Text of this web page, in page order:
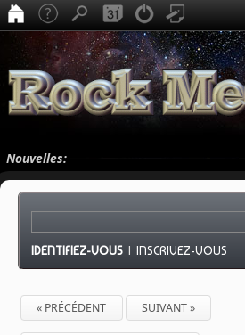
Nouvelles:
IDENTIFIEZ-VOUS |INSCRIVEZ-VOUS
« PRÉCÉDENT SUIVANT »